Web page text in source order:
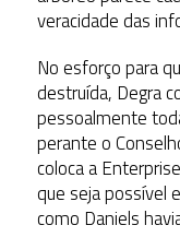
veracidade das
No esforço para
destruída, Degra
pessoalmente
perante o
coloca a
que seja possível
como Daniels